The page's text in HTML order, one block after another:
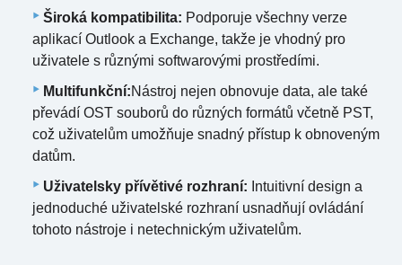
Široká kompatibilita: Podporuje všechny verze
aplikací Outlook a Exchange, takže je vhodný pro
uživatele s různými softwarovými prostředími.
Multifunkční:Nástroj nejen obnovuje data, ale také
převádí OST souborů do různých formátů včetně PST,
což uživatelům umožňuje snadný přístup k obnoveným
datům.
Uživatelsky přívětivé rozhraní: Intuitivní design a
jednoduché uživatelské rozhraní usnadňují ovládání
tohoto nástroje i netechnickým uživatelům.